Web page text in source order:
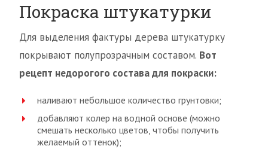
Покраска штукатурки
Для выделения фактуры дерева штукатурку
покрывают полупрозрачным составом. Вот
рецепт недорогого состава для покраски:
наливают небольшое количество грунтовки;
добавляют колер на водной основе (можно
смешать несколько цветов, чтобы получить
желаемый оттенок);